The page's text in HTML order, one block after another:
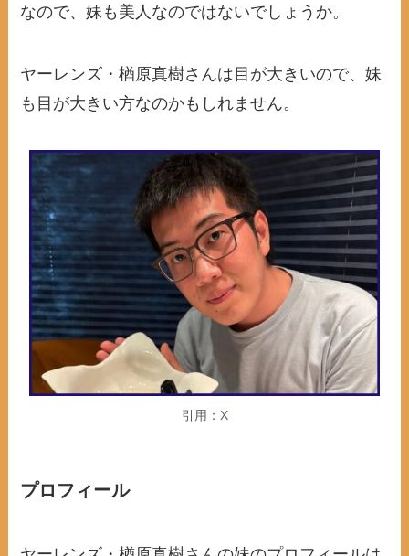
なので、妹も美人なのではないでしょうか。
ヤーレンズ・楢原真樹さんは目が大きいので、妹
も目が大きい方なのかもしれません。
引用： X
プロフィール